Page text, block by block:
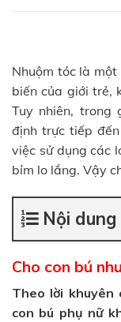
Nhuộm tóc là
biến của giới trẻ,
Tuy nhiên, trong
định trực tiếp
việc sử dụng các
bỉm lo lắng. Vậy
Nội
Cho con bú
Theo lời khuyên
con bú phụ nữ